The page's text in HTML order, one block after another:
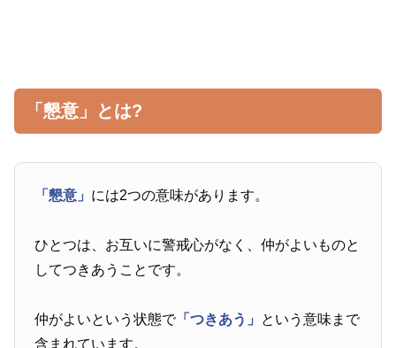
「懇意」とは?
「懇意」 には2つの意味があります。
ひとつは、お互いに警戒心がなく、仲がよいものと
してつきあうことです。
仲がよいという状態で「つきあう」 という意味まで
含まれています。